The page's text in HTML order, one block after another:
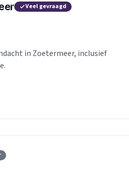
Veel gevraagd
in Zoetermeer, inclusief